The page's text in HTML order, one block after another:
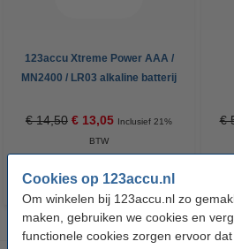
Cookies op 123accu.nl
Om winkelen bij 123accu.nl zo
maken, gebruiken we cookies en
functionele cookies zorgen ervoor
123accu Xtreme Power AAA /
MN2400 / LR03 alkaline batterij
€ 14,50 € 13,05 Inclusief 21%
BTW
€